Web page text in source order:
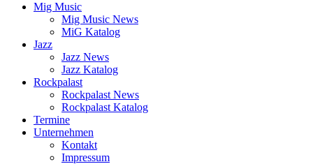
Mig Music
Mig Music News
MiG Katalog
Jazz
Jazz News
Jazz Katalog
Rockpalast
Rockpalast News
Rockpalast Katalog
Termine
Unternehmen
Kontakt
Impressum